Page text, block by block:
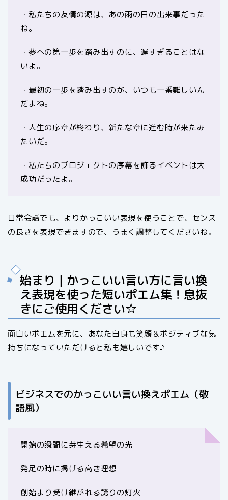
・私たちの友情の源は、あの雨の日の出来事だった
ね。
・夢への第一歩を踏み出すのに、遅すぎることはな
いよ。
・最初の一歩を踏み出すのが、いつも一番難しいん
だよね。
・人生の序章が終わり、新たな章に進む時が来たみ
たいだ。
・私たちのプロジェクトの序幕を飾るイベントは大
成功だったよ。
日常会話でも、よりかっこいい表現を使うことで、センス
の良さを表現できますので、うまく調整してくださいね。
始まり｜かっこいい言い方に言い換
え表現を使った短いポエム集！息抜
きにご使用ください☆
面白いポエムを元に、あなた自身も笑顔＆ポジティブな気
持ちになっていただけると私も嬉しいです♪
ビジネスでのかっこいい言い換えポエム（敬
語風）
開始の瞬間に芽生える希望の光
発足の時に掲げる高き理想
創始より受け継がれる誇りの灯火